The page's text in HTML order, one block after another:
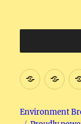
Environment